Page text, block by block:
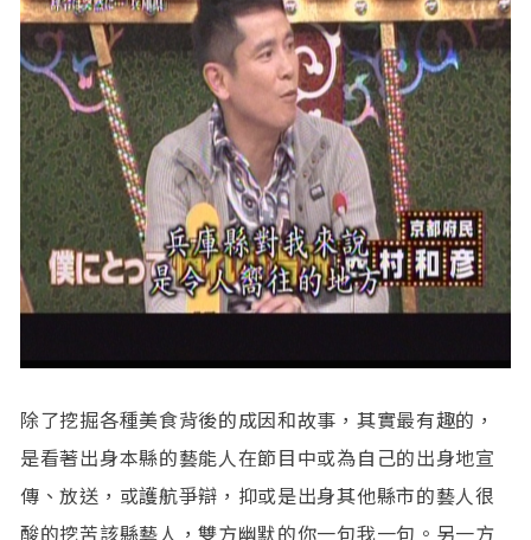
除了挖掘各種美食背後的成因和故事，其實最有趣的，
是看著出身本縣的藝能人在節目中或為自己的出身地宣
傳、放送，或護航爭辯，抑或是出身其他縣市的藝人很
酸的挖苦該縣藝人，雙方幽默的你一句我一句。另一方